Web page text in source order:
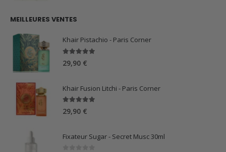
MEILLEURES VENTES
Khair Pistachio - Paris Corner
5.00sur 5
29,90 €
Khair Fusion Litchi - Paris Corner
5.00sur 5
29,90 €
Fixateur Sugar - Secret Musc 30ml